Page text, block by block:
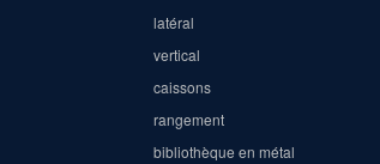
latéral
vertical
caissons
rangement
bibliothèque en métal